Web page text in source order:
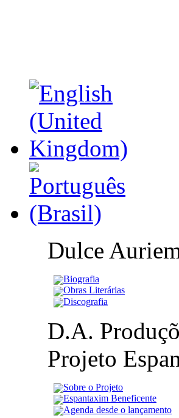
Dulce
Biografia
Obras Literárias
Discografia
D.A.
Projeto
Sobre o Projeto
Espantaxim Beneficente
Agenda desde o lançamento